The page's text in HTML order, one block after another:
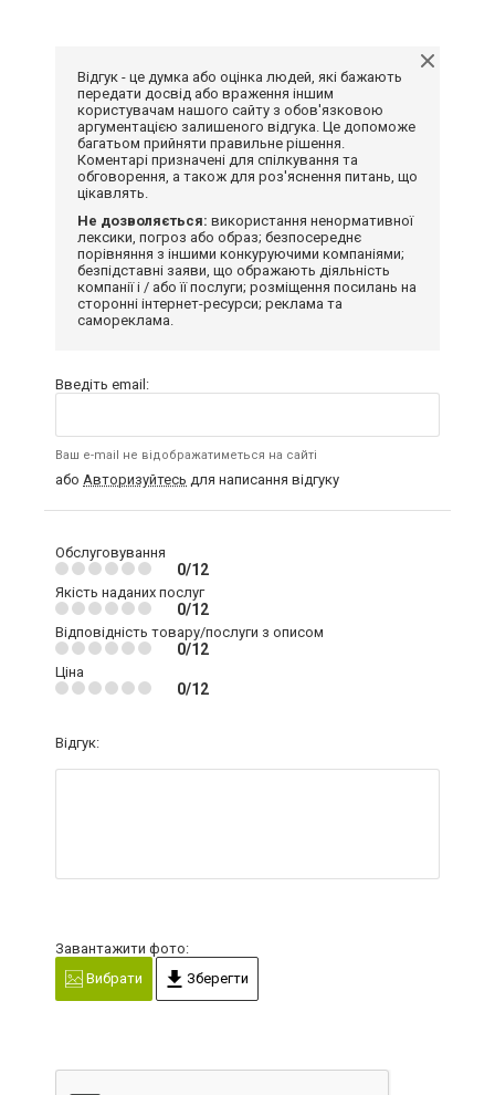
Відгук - це думка або оцінка людей, які бажають
передати досвід або враження іншим
користувачам нашого сайту з обов'язковою
аргументацією залишеного відгука. Це допоможе
багатьом прийняти правильне рішення.
Коментарі призначені для спілкування та
обговорення, а також для роз'яснення питань, що
цікавлять.
Не дозволяється: використання ненормативної
лексики, погроз або образ; безпосереднє
порівняння з іншими конкуруючими компаніями;
безпідставні заяви, що ображають діяльність
компанії і / або її послуги; розміщення посилань на
сторонні інтернет-ресурси; реклама та
самореклама.
Введіть email:
Ваш e-mail не відображатиметься на сайті
або Авторизуйтесь для написання відгуку
Обслуговування
0/12
Якість наданих послуг
0/12
Відповідність товару/послуги з описом
0/12
Ціна
0/12
Відгук:
Завантажити фото:
Вибрати
Зберегти